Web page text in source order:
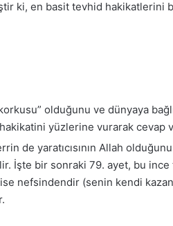
ki, en basit tevhid hakikatlerini
olduğunu ve dünyaya
hakikatini yüzlerine vurarak cevap
de yaratıcısının Allah
İşte bir sonraki 79. ayet, bu
nefsindendir (senin kendi